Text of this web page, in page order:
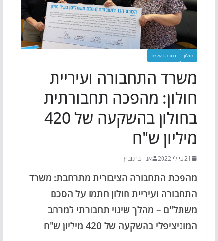
חולון כתבה ראשית
משרד התחבורה ועיריית
חולון: מהפכה תחבורתית
בחולון בהשקעה של 420
מיליון ש"ח
21 ביולי 2022 אנה ברנוביץ
מהפכת התחבורה הציבורית מתרחבת: משרד
התחבורה ועיריית חולון חתמו על הסכם
משתל"ם – מהלך שינוי תחבורתי למרחב
המוניציפלי בהשקעה של 420 מיליון ש"ח